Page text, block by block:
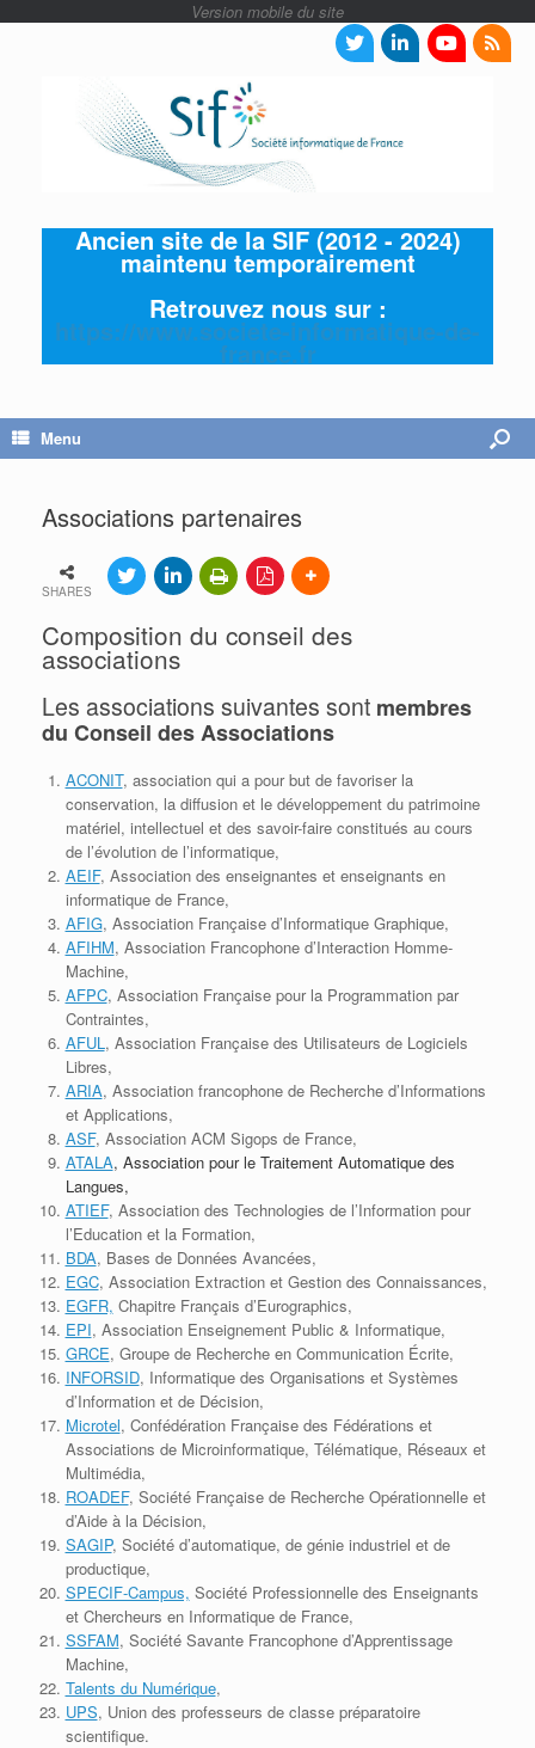
Ancien site de la SIF (2012 - 2024)
maintenu temporairement
Retrouvez nous sur :
https://www.societe-informatique-de-
france.fr
Menu
Associations partenaires
SHARES
Composition du conseil des
associations
Les associations suivantes sont membres
du Conseil des Associations
ACONIT, association qui a pour but de favoriser la
conservation, la diffusion et le développement du patrimoine
matériel, intellectuel et des savoir-faire constitués au cours
de l’évolution de l’informatique,
AEIF, Association des enseignantes et enseignants en
informatique de France,
AFIG, Association Française d’Informatique Graphique,
AFIHM, Association Francophone d’Interaction Homme-
Machine,
AFPC, Association Française pour la Programmation par
Contraintes,
AFUL, Association Française des Utilisateurs de Logiciels
Libres,
ARIA, Association francophone de Recherche d’Informations
et Applications,
ASF, Association ACM Sigops de France,
ATALA, Association pour le Traitement Automatique des
Langues,
ATIEF, Association des Technologies de l’Information pour
l’Education et la Formation,
BDA, Bases de Données Avancées,
EGC, Association Extraction et Gestion des Connaissances,
EGFR, Chapitre Français d’Eurographics,
EPI, Association Enseignement Public & Informatique,
GRCE, Groupe de Recherche en Communication Écrite,
INFORSID, Informatique des Organisations et Systèmes
d’Information et de Décision,
Microtel, Confédération Française des Fédérations et
Associations de Microinformatique, Télématique, Réseaux et
Multimédia,
ROADEF, Société Française de Recherche Opérationnelle et
d’Aide à la Décision,
SAGIP, Société d’automatique, de génie industriel et de
productique,
SPECIF-Campus, Société Professionnelle des Enseignants
et Chercheurs en Informatique de France,
SSFAM, Société Savante Francophone d’Apprentissage
Machine,
Talents du Numérique,
UPS, Union des professeurs de classe préparatoire
scientifique.